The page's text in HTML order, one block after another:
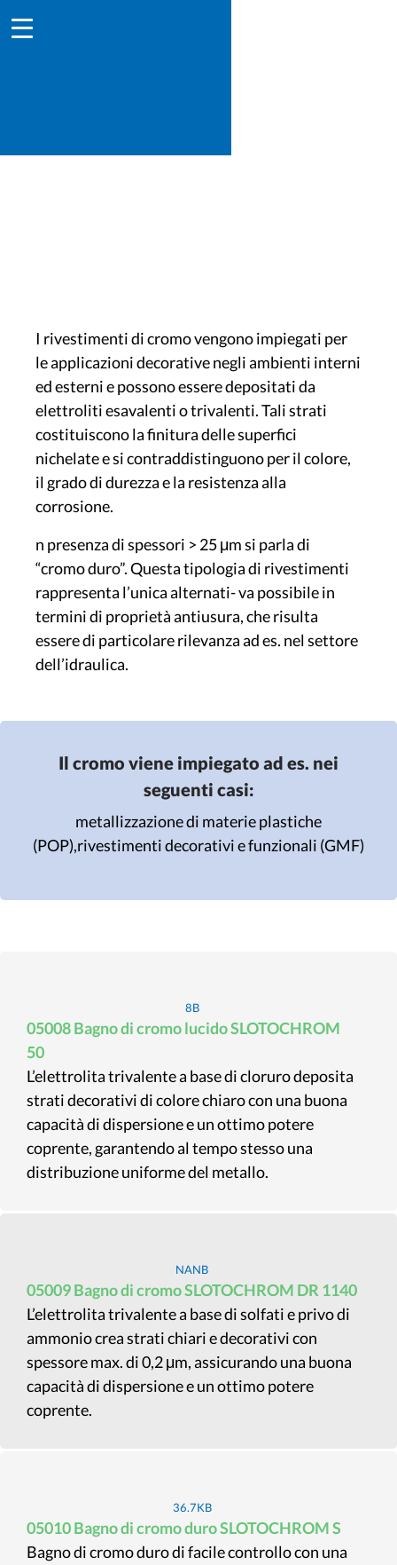
I rivestimenti di cromo vengono impiegati per
le applicazioni decorative negli ambienti interni
ed esterni e possono essere depositati da
elettroliti esavalenti o trivalenti. Tali strati
costituiscono la finitura delle superfici
nichelate e si contraddistinguono per il colore,
il grado di durezza e la resistenza alla
corrosione.
n presenza di spessori > 25 μm si parla di
“cromo duro”. Questa tipologia di rivestimenti
rappresenta l’unica alternati- va possibile in
termini di proprietà antiusura, che risulta
essere di particolare rilevanza ad es. nel settore
dell’idraulica.
Il cromo viene impiegato ad es. nei
seguenti casi:
metallizzazione di materie plastiche
(POP),rivestimenti decorativi e funzionali (GMF)
8B
05008 Bagno di cromo lucido SLOTOCHROM
50
L’elettrolita trivalente a base di cloruro deposita
strati decorativi di colore chiaro con una buona
capacità di dispersione e un ottimo potere
coprente, garantendo al tempo stesso una
distribuzione uniforme del metallo.
NANB
05009 Bagno di cromo SLOTOCHROM DR 1140
L’elettrolita trivalente a base di solfati e privo di
ammonio crea strati chiari e decorativi con
spessore max. di 0,2 μm, assicurando una buona
capacità di dispersione e un ottimo potere
coprente.
36.7KB
05010 Bagno di cromo duro SLOTOCHROM S
Bagno di cromo duro di facile controllo con una